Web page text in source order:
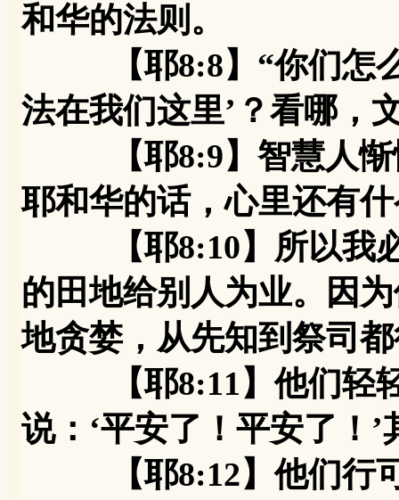
和华的法则。
【耶8:8】“你们怎么
法在我们这里’？看哪，
【耶8:9】智慧人惭
耶和华的话，心里还有
【耶8:10】所以我必
的田地给别人为业。因
地贪婪，从先知到祭司
【耶8:11】他们轻轻
说：‘平安了！平安了！
【耶8:12】他们行可